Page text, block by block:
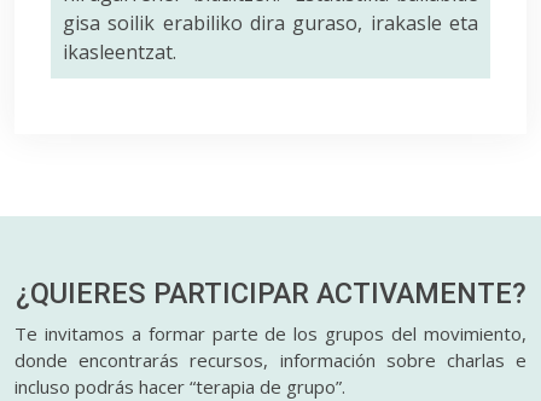
gisa soilik erabiliko dira guraso, irakasle eta
ikasleentzat.
¿QUIERES PARTICIPAR ACTIVAMENTE?
Te invitamos a formar parte de los grupos del movimiento,
donde encontrarás recursos, información sobre charlas e
incluso podrás hacer “terapia de grupo”.